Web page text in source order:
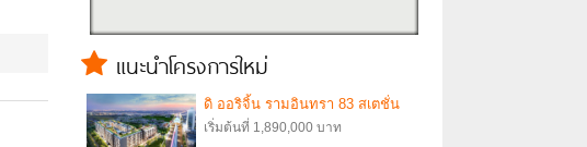
แนะนำโครงการใหม่
ดิ ออริจิ้น รามอินทรา 83 สเตชั่น
เริ่มต้นที่ 1,890,000 บาท